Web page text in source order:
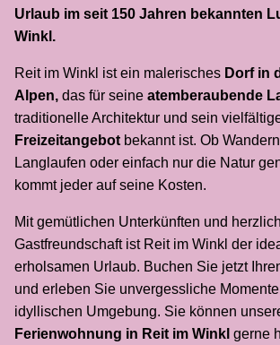
Urlaub im seit 150 Jahren bekannten
Winkl.
Reit im Winkl ist ein malerisches Dorf in
Alpen, das für seine atemberaubende
traditionelle Architektur und sein
Freizeitangebot bekannt ist. Ob
Langlaufen oder einfach nur die Natur
kommt jeder auf seine Kosten.
Mit gemütlichen Unterkünften und
Gastfreundschaft ist Reit im Winkl der
erholsamen Urlaub. Buchen Sie jetzt
und erleben Sie unvergessliche
idyllischen Umgebung. Sie können
Ferienwohnung in Reit im Winkl gerne